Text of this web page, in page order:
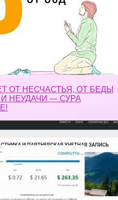
ОТ НЕСЧАСТЬЯ, ОТ БЕДЫ
НЕУДАЧИ — СУРА